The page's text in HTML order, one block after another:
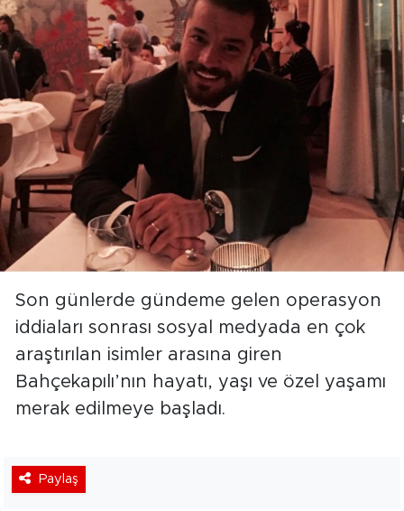
Son günlerde gündeme gelen operasyon
iddiaları sonrası sosyal medyada en çok
araştırılan isimler arasına giren
Bahçekapılı’nın hayatı, yaşı ve özel yaşamı
merak edilmeye başladı.
Paylaş